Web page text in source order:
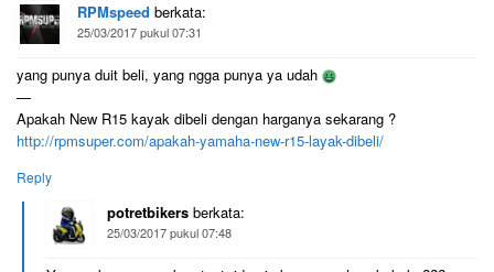
RPMspeed berkata:
25/03/2017 pukul 07:31
yang punya duit beli, yang ngga punya ya udah
—
Apakah New R15 kayak dibeli dengan harganya sekarang ?
http://rpmsuper.com/apakah-yamaha-new-r15-layak-dibeli/
Reply
potretbikers berkata:
25/03/2017 pukul 07:48